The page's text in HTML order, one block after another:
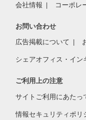
会社情報 コーポレ
お問い合わせ
広告掲載について
シェアオフィス・イン
ご利用上の注意
サイトご利用にあたっ
情報セキュリティポリ